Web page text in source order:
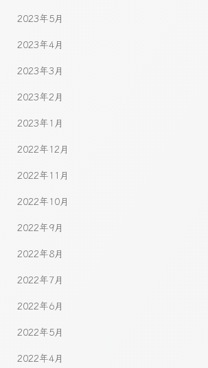
2023年5月
2023年4月
2023年3月
2023年2月
2023年1月
2022年12月
2022年11月
2022年10月
2022年9月
2022年8月
2022年7月
2022年6月
2022年5月
2022年4月